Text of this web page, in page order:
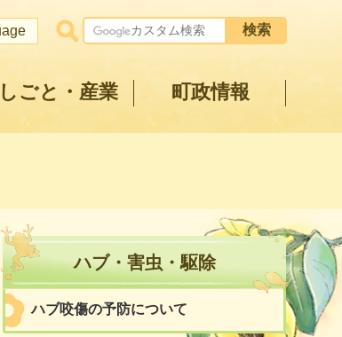
しごと・産業 町政情報
ハブ・害虫・駆除
ハブ咬傷の予防について